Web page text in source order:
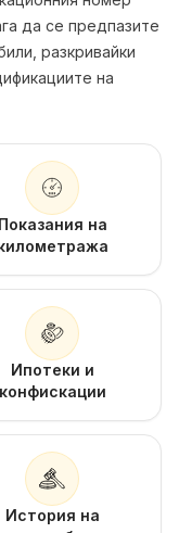
да се предпазите
разкривайки
на
Показания на
Ипотеки и
конфискации
История на